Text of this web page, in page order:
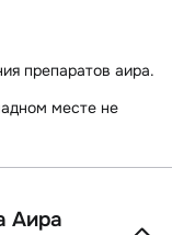
препаратов аира.
месте не
Аира